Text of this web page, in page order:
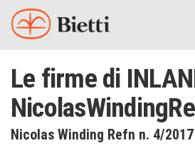
Le firme di
Nicolas Winding Refn n. 4/2017